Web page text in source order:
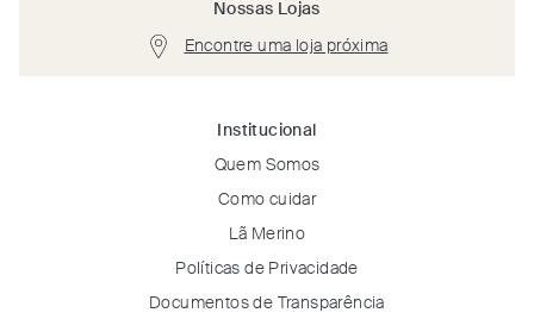
Nossas Lojas
Encontre uma loja próxima
Institucional
Quem Somos
Como cuidar
Lã Merino
Políticas de Privacidade
Documentos de Transparência